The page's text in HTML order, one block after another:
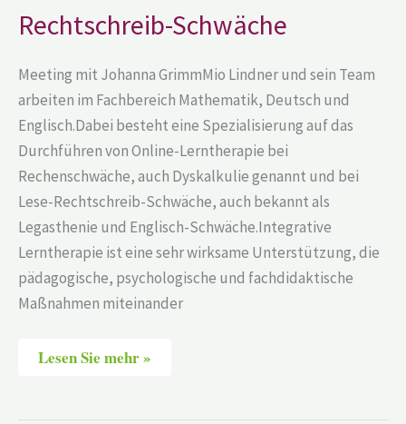
Rechtschreib-Schwäche
Meeting mit Johanna GrimmMio Lindner und sein Team
arbeiten im Fachbereich Mathematik, Deutsch und
Englisch.Dabei besteht eine Spezialisierung auf das
Durchführen von Online-Lerntherapie bei
Rechenschwäche, auch Dyskalkulie genannt und bei
Lese-Rechtschreib-Schwäche, auch bekannt als
Legasthenie und Englisch-Schwäche.Integrative
Lerntherapie ist eine sehr wirksame Unterstützung, die
pädagogische, psychologische und fachdidaktische
Maßnahmen miteinander
Schwäche
Lesen Sie mehr »